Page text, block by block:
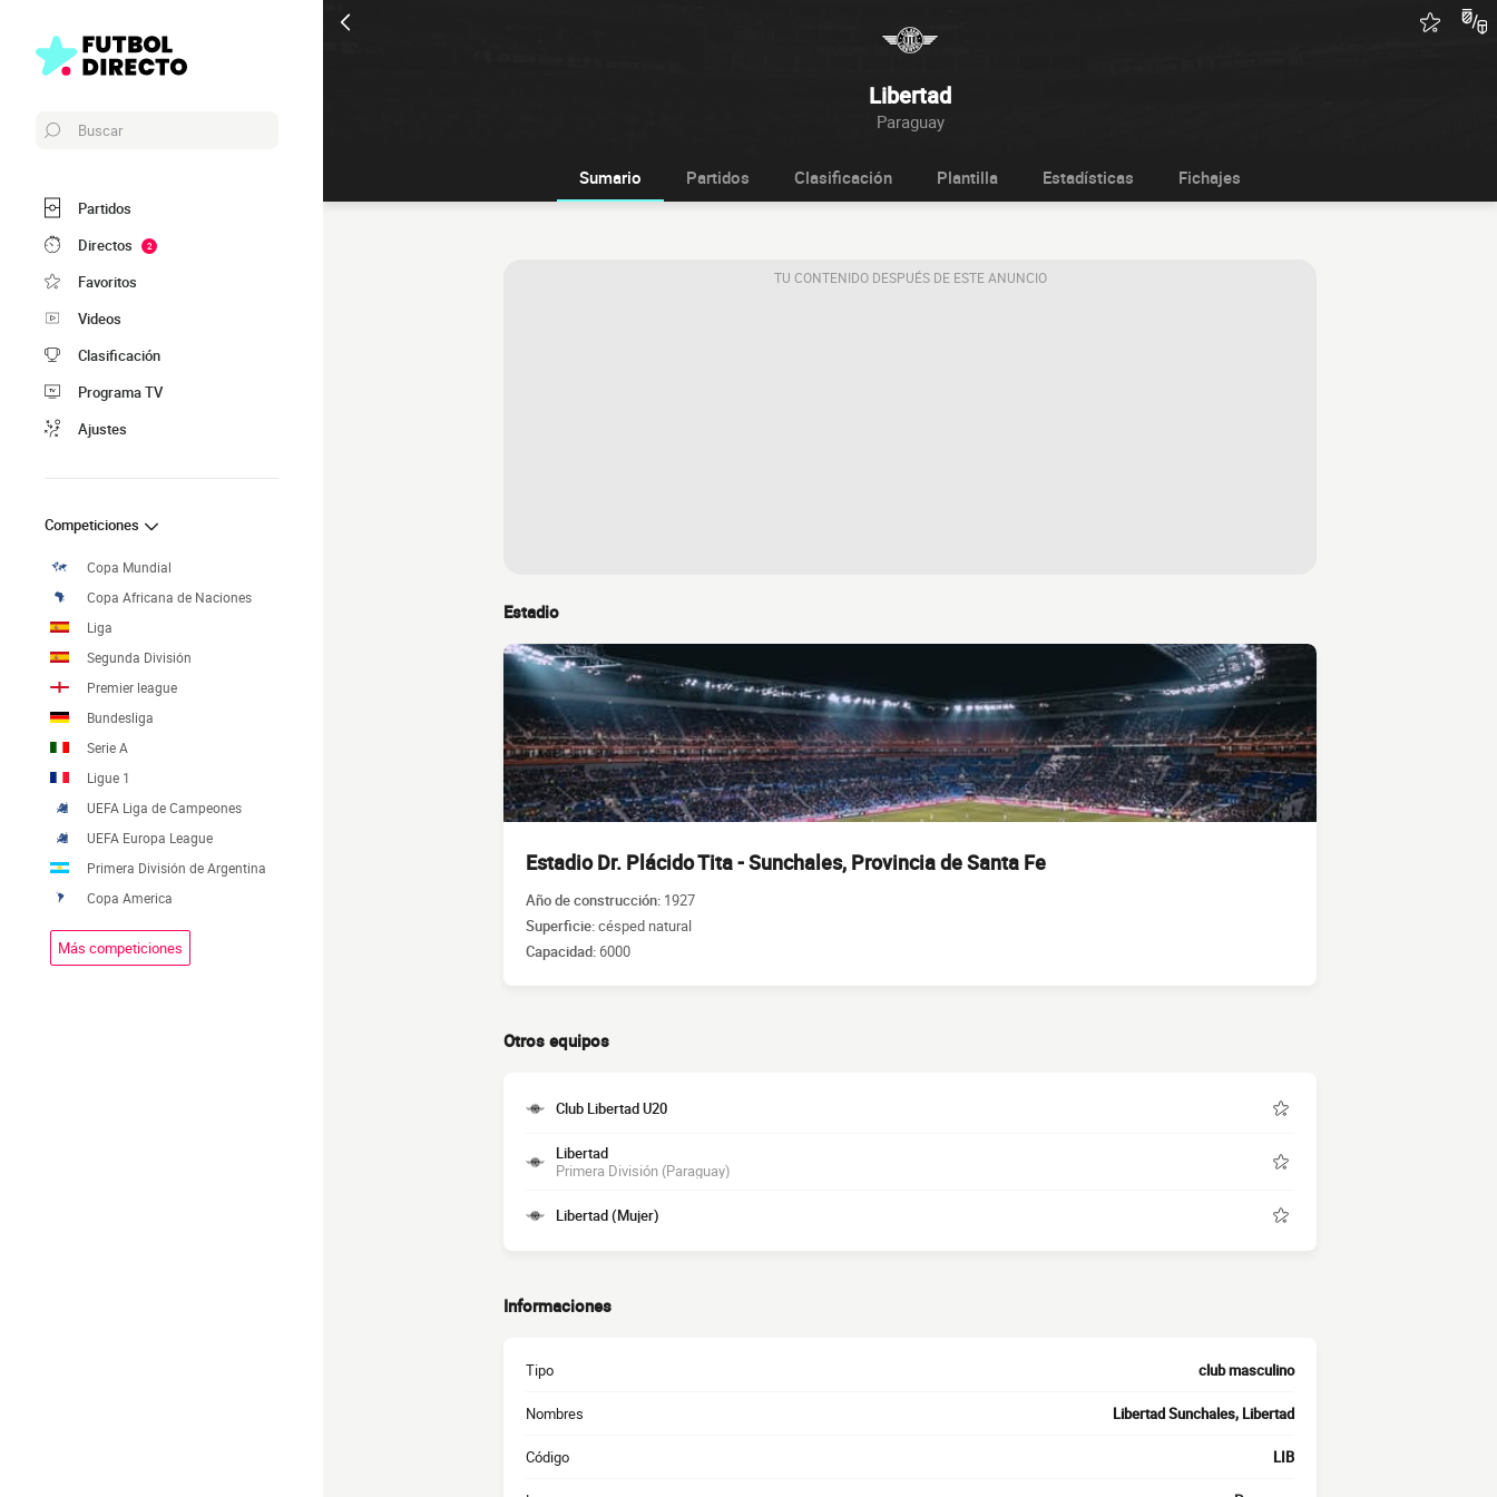
Libertad
Paraguay
Buscar
Partidos
Directos
2
Favoritos
Videos
Clasificación
Programa TV
Ajustes
Competiciones
Copa Mundial
Copa Africana de Naciones
Liga
Segunda División
Premier league
Bundesliga
Serie A
Ligue 1
UEFA Liga de Campeones
UEFA Europa League
Primera División de Argentina
Copa America
Más competiciones
Sumario Partidos Clasificación Plantilla Estadísticas Fichajes
TU CONTENIDO DESPUÉS DE ESTE ANUNCIO
Estadio
Estadio Dr. Plácido Tita - Sunchales, Provincia de Santa Fe
Año de construcción: 1927
Superficie:césped natural
Capacidad:6000
Otros equipos
Club Libertad U20
Libertad
Primera División (Paraguay)
Libertad (Mujer)
Informaciones
Tipo club masculino
Nombres Libertad Sunchales, Libertad
Código LIB